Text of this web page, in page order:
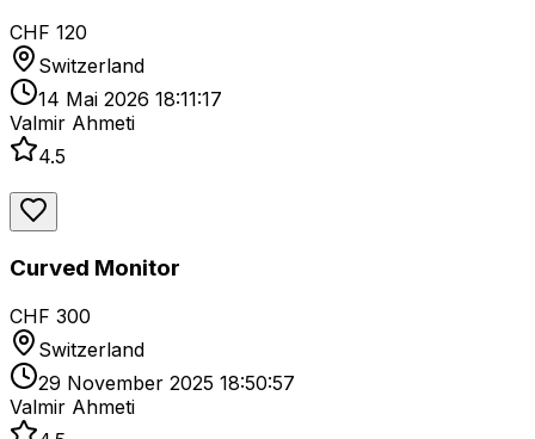
CHF 120
Switzerland
14 Mai 2026 18:11:17
Valmir Ahmeti
4.5
Curved Monitor
CHF 300
Switzerland
29 November 2025 18:50:57
Valmir Ahmeti